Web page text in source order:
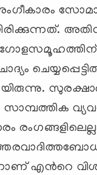
സാമ്പത്തിക
എന്‍റെ